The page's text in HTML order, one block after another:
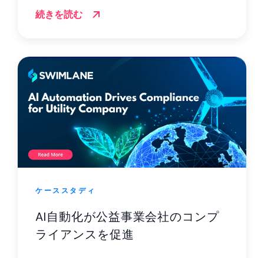
続きを読む
ケーススタディ
AI自動化が公益事業会社のコンプ
ライアンスを促進